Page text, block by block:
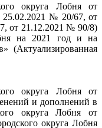
округа Лобня от
25.02.2021 № 20/67, от
от 21.12.2021 № 90/8)
на 2021 год и на
(Актуализированная
округа Лобня от
и дополнений в
округа Лобня от
округа Лобня